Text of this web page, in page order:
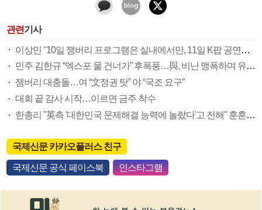
관련기사
이상민 "10일 잼버리 프로그램은 실내에서만, 11일 K팝 공연은 태풍 영향없어"
민주 김한규 “엑스포 물 건너가” 후폭풍…與, 비난 맹폭하며 유치전 행보 ‘차별화’
잼버리 대충돌…여 “文정권 탓” 야 “국조 요구”
대회 끝 감사 시작…이르면 금주 착수
한총리 "英측 '대한민국 문제해결 능력에 놀랐다'고 전해" 훈훈한 마무리 강조
국제신문 카카오플러스 친구
국제신문 공식 페이스북 인스타그램